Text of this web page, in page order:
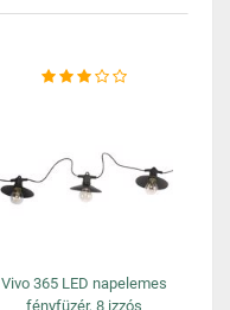
Vivo 365 LED napelemes
fényfüzér, 8 izzós